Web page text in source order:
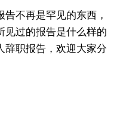
不再是罕见的东西，
见过的报告是什么样的
辞职报告，欢迎大家分